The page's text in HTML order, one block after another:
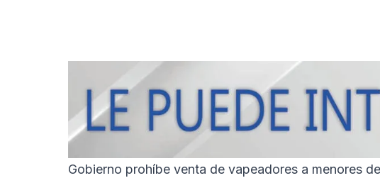
Gobierno prohíbe venta de vapeadores a menores